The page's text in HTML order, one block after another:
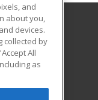
and
about you,
devices.
collected by
All
as